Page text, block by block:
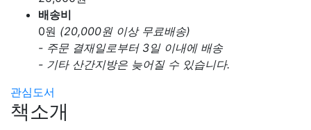
배송비
0원 (20,000원 이상 무료배송)
- 주문 결재일로부터 3일 이내에 배송
- 기타 산간지방은 늦어질 수 있습니다.
관심도서
책소개